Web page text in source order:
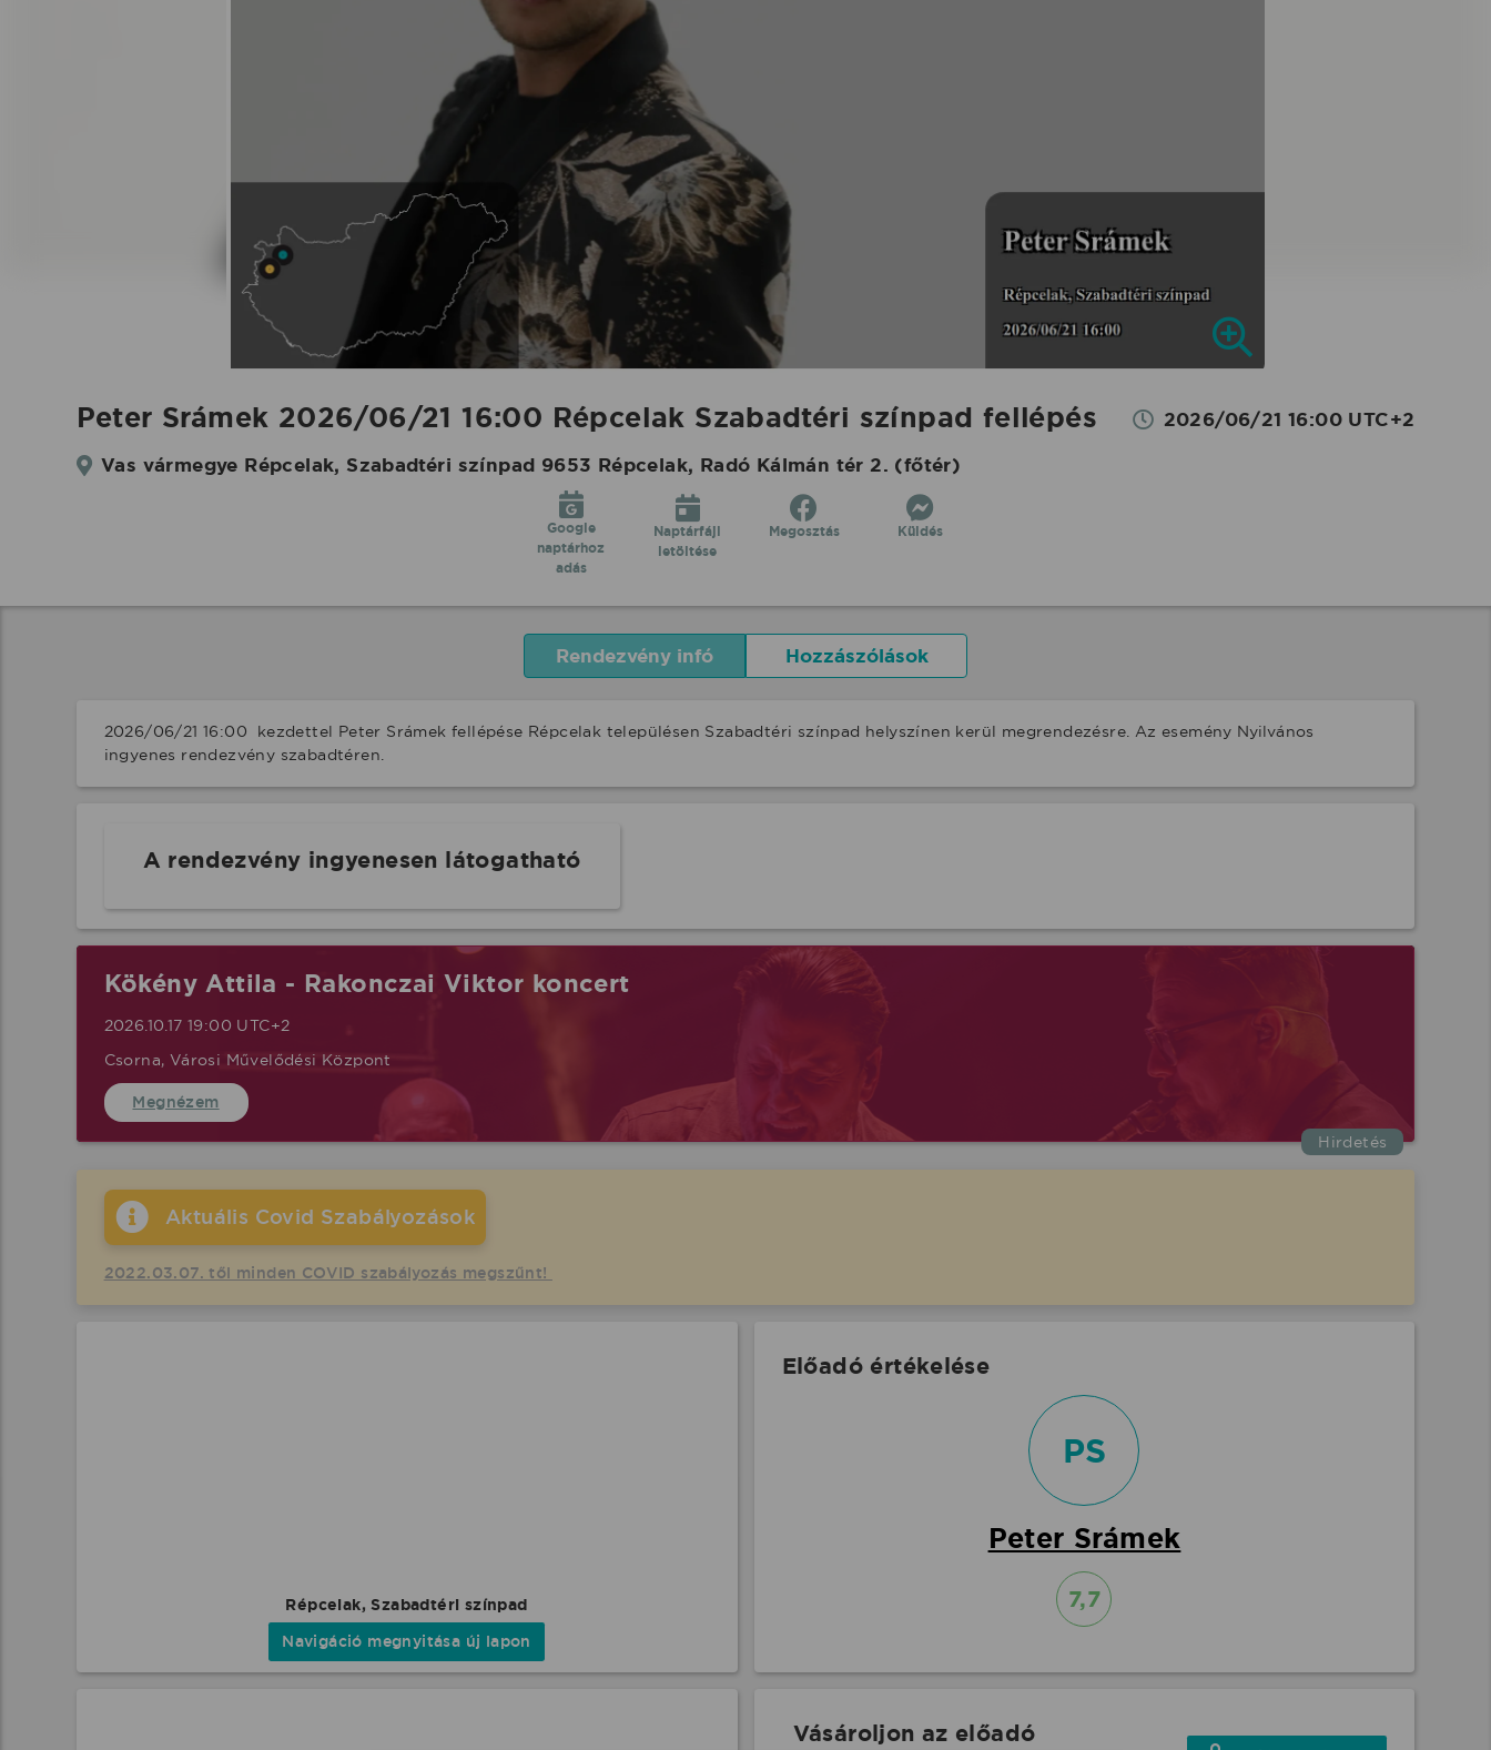
Peter Srámek 2026/06/21 16:00 Répcelak Szabadtéri színpad fellépés
2026/06/21 16:00 UTC+2
Vas vármegye Répcelak, Szabadtéri színpad 9653 Répcelak, Radó Kálmán tér 2. (főtér)
Google
naptárhoz
adás
Naptárfájl
letöltése
Megosztás Küldés
Rendezvény infó Hozzászólások
2026/06/21 16:00  kezdettel Peter Srámek fellépése Répcelak településen Szabadtéri színpad helyszínen kerül megrendezésre. Az esemény Nyilvános
ingyenes rendezvény szabadtéren.
A rendezvény ingyenesen látogatható
Hirdetés
Kökény Attila - Rakonczai Viktor koncert
2026.10.17 19:00 UTC+2
Csorna, Városi Művelődési Központ
Megnézem
Aktuális Covid Szabályozások
2022.03.07. től minden COVID szabályozás megszűnt!
Répcelak, Szabadtéri színpad
Navigáció megnyitása új lapon
Előadó értékelése
PS
Peter Srámek
7,7
Vásároljon az előadó